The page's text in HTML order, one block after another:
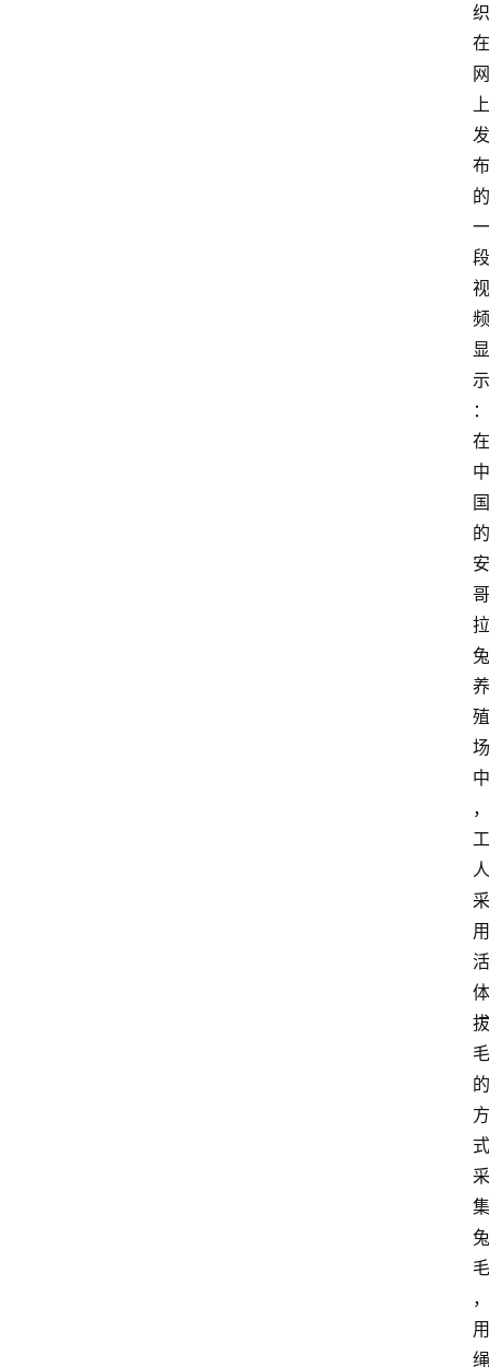
织
在
网
上
发
布
的
一
段
视
频
显
示
：
在
中
国
的
安
哥
拉
兔
养
殖
场
中
，
工
人
采
用
活
体
拔
毛
的
方
式
采
集
兔
毛
，
用
绳